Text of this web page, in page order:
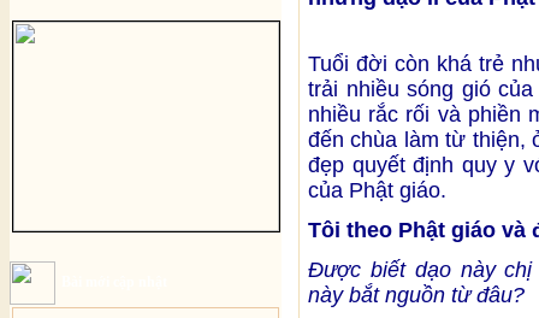
Tuổi đời còn khá trẻ
trải nhiều sóng gió
nhiều rắc rối và phiền
đến chùa làm từ thiện,
đẹp quyết định quy y
của Phật giáo.
Tôi theo Phật giáo và
Được biết dạo này
này bắt nguồn từ đâu?